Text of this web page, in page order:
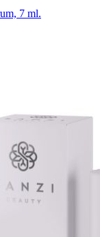
7 ml.